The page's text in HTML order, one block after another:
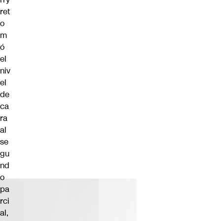
ret
o
m
ó
el
niv
el
de
ca
ra
al
se
gu
nd
o
pa
rci
al,